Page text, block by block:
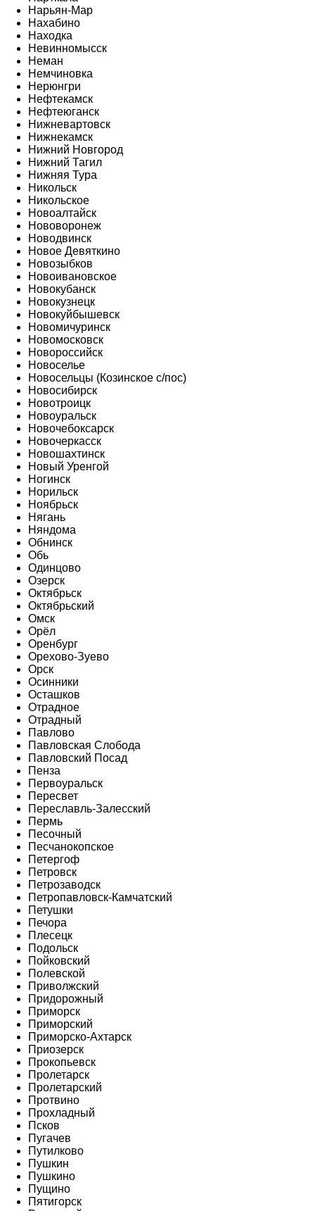
Нарьян-Мар
Нахабино
Находка
Невинномысск
Неман
Немчиновка
Нерюнгри
Нефтекамск
Нефтеюганск
Нижневартовск
Нижнекамск
Нижний Новгород
Нижний Тагил
Нижняя Тура
Никольск
Никольское
Новоалтайск
Нововоронеж
Новодвинск
Новое Девяткино
Новозыбков
Новоивановское
Новокубанск
Новокузнецк
Новокуйбышевск
Новомичуринск
Новомосковск
Новороссийск
Новоселье
Новосельцы (Козинское с/пос)
Новосибирск
Новотроицк
Новоуральск
Новочебоксарск
Новочеркасск
Новошахтинск
Новый Уренгой
Ногинск
Норильск
Ноябрьск
Нягань
Няндома
Обнинск
Обь
Одинцово
Озерск
Октябрьск
Октябрьский
Омск
Орёл
Оренбург
Орехово-Зуево
Орск
Осинники
Осташков
Отрадное
Отрадный
Павлово
Павловская Слобода
Павловский Посад
Пенза
Первоуральск
Пересвет
Переславль-Залесский
Пермь
Песочный
Песчанокопское
Петергоф
Петровск
Петрозаводск
Петропавловск-Камчатский
Петушки
Печора
Плесецк
Подольск
Пойковский
Полевской
Приволжский
Придорожный
Приморск
Приморский
Приморско-Ахтарск
Приозерск
Прокопьевск
Пролетарск
Пролетарский
Протвино
Прохладный
Псков
Пугачев
Путилково
Пушкин
Пушкино
Пущино
Пятигорск